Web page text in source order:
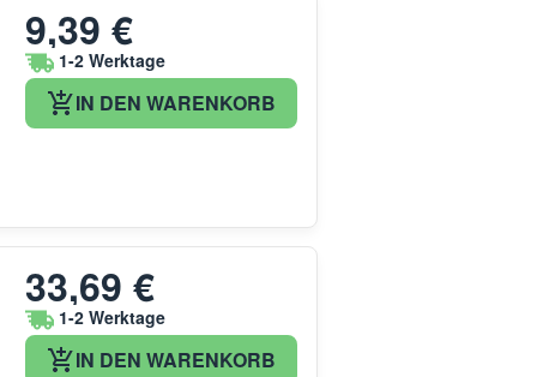
9,39 €
1-2 Werktage
IN DEN WARENKORB
33,69 €
1-2 Werktage
IN DEN WARENKORB